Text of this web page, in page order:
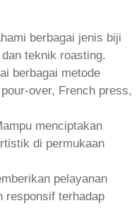
berbagai jenis biji
teknik roasting.
berbagai metode
over, French press,
menciptakan
di permukaan
pelayanan
responsif terhadap